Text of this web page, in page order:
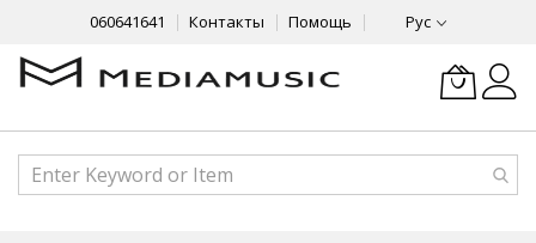
060641641 Контакты Помощь Рус